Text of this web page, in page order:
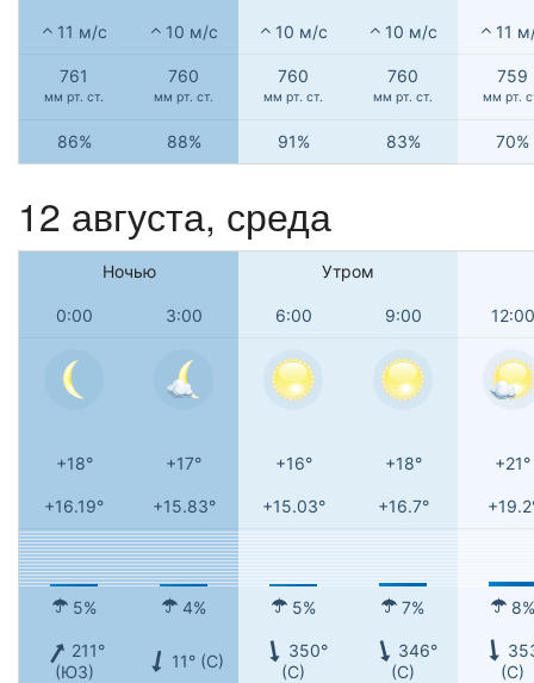
11 м/с 10 м/с 10 м/с 10 м/с 11
761
мм рт. ст.
760
мм рт. ст.
760
мм рт. ст.
760
мм рт. ст.
759
мм рт.
86% 88% 91% 83% 70%
12 августа, среда
Ночью Утром
0:00 3:00 6:00 9:00 12:00
+18° +17° +16° +18° +21°
+16.19° +15.83° +15.03° +16.7°
5% 4% 5% 7% 8%
211°
(ЮЗ)
11° (С)
350°
(С)
346°
(С)
(С)